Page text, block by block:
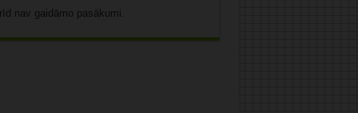
nav gaidāmo pasākumi.